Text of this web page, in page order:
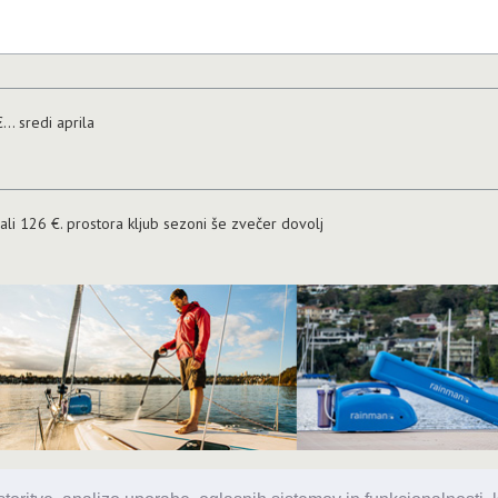
sredi aprila
126 €. prostora kljub sezoni še zvečer dovolj